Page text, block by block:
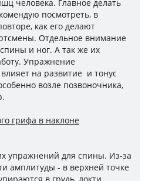
человека. Главное делать
посмотреть, в
как его делают
Отдельное внимание
и ног. А так же их
Упражнение
на развитие и тонус
возле позвоночника,
грифа в наклоне
упражнений для спины. Из-за
амплитуды - в верхней точке